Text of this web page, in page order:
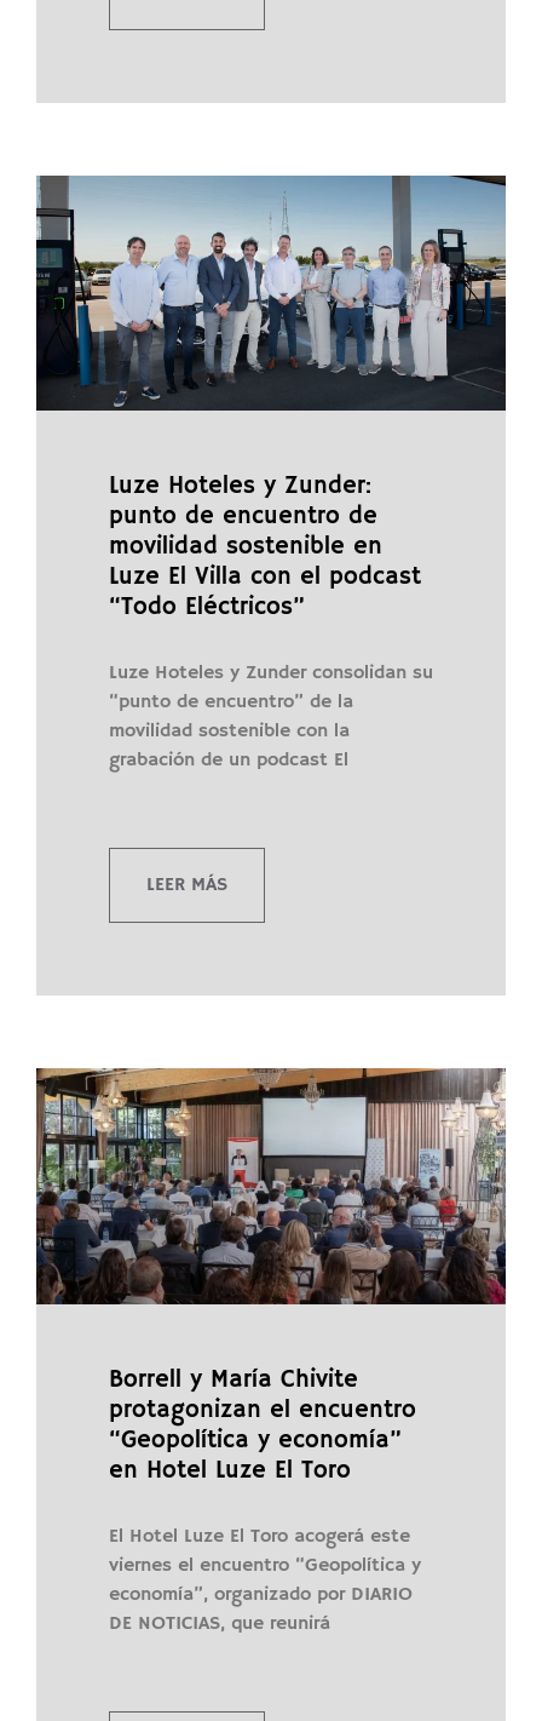
Luze Hoteles y Zunder:
punto de encuentro de
movilidad sostenible en
Luze El Villa con el podcast
“Todo Eléctricos”
Luze Hoteles y Zunder consolidan su
“punto de encuentro” de la
movilidad sostenible con la
grabación de un podcast El
LEER MÁS
Borrell y María Chivite
protagonizan el encuentro
“Geopolítica y economía”
en Hotel Luze El Toro
El Hotel Luze El Toro acogerá este
viernes el encuentro “Geopolítica y
economía”, organizado por DIARIO
DE NOTICIAS, que reunirá